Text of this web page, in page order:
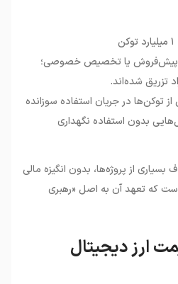
پیش‌فروش یا تخصیص خصوصی؛
تزریق شده‌اند.
توکن‌ها در جریان استفاده سوزانده
بدون استفاده نگهداری
بسیاری از پروژه‌ها، بدون انگیزه مالی
که تعهد آن به اصل «رهبری
ارز دیجیتال